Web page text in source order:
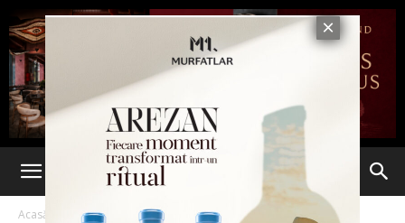
Acasă Etichete Principii jurnalistice